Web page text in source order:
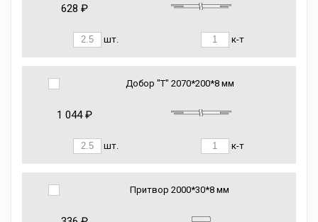
628 ₽
шт. к-т
Добор "Т" 2070*200*8 мм
1 044 ₽
шт. к-т
Притвор 2000*30*8 мм